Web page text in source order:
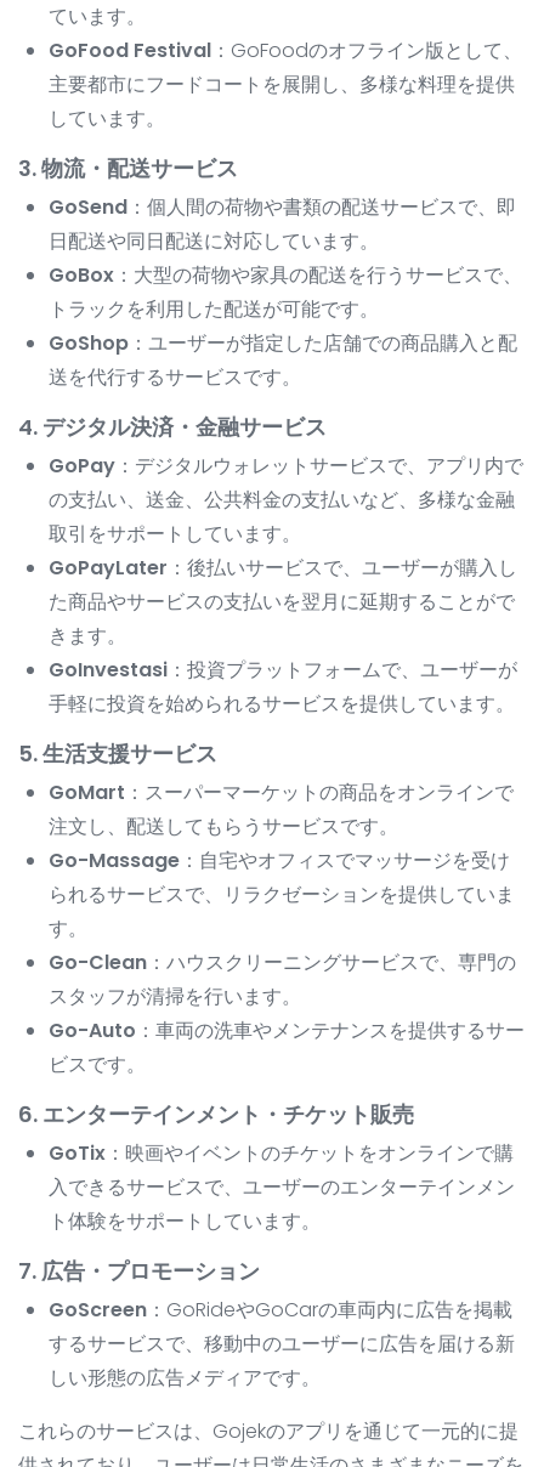
ています。
GoFood Festival ：GoFoodのオフライン版として、
主要都市にフードコートを展開し、多様な料理を提供
しています。
3. 物流・配送サービス
GoSend ：個人間の荷物や書類の配送サービスで、即
日配送や同日配送に対応しています。
GoBox ：大型の荷物や家具の配送を行うサービスで、
トラックを利用した配送が可能です。
GoShop ：ユーザーが指定した店舗での商品購入と配
送を代行するサービスです。
4. デジタル決済・金融サービス
GoPay ：デジタルウォレットサービスで、アプリ内で
の支払い、送金、公共料金の支払いなど、多様な金融
取引をサポートしています。
GoPayLater ：後払いサービスで、ユーザーが購入し
た商品やサービスの支払いを翌月に延期することがで
きます。
GoInvestasi ：投資プラットフォームで、ユーザーが
手軽に投資を始められるサービスを提供しています。
5. 生活支援サービス
GoMart ：スーパーマーケットの商品をオンラインで
注文し、配送してもらうサービスです。
Go-Massage ：自宅やオフィスでマッサージを受け
られるサービスで、リラクゼーションを提供していま
す。
Go-Clean ：ハウスクリーニングサービスで、専門の
スタッフが清掃を行います。
Go-Auto ：車両の洗車やメンテナンスを提供するサー
ビスです。
6. エンターテインメント・チケット販売
GoTix ：映画やイベントのチケットをオンラインで購
入できるサービスで、ユーザーのエンターテインメン
ト体験をサポートしています。
7. 広告・プロモーション
GoScreen ：GoRideやGoCarの車両内に広告を掲載
するサービスで、移動中のユーザーに広告を届ける新
しい形態の広告メディアです。
これらのサービスは、Gojekのアプリを通じて一元的に提